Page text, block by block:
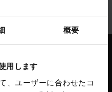
概要
用します
、ユーザーに合わせたコ